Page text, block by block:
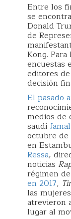
Entre los
se
Donald
de
Kong.
encuestas
editores
decisión
El pasado
medios de
saudí
octubre de
en
Ressa,
noticias
régimen
en 2017,
las
atrevieron
lugar al